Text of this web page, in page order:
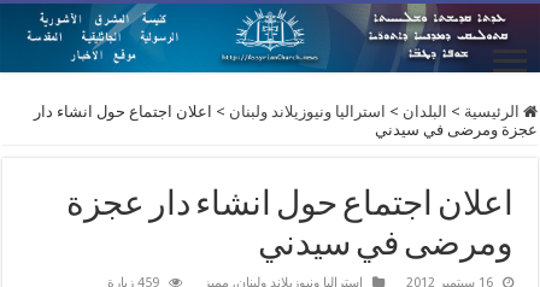
الرئيسية > البلدان > استراليا ونيوزيلاند ولبنان > اعلان اجتماع حول انشاء دار
عجزة ومرضى في سيدني
اعلان اجتماع حول انشاء دار عجزة
ومرضى في سيدني
16 سبتمبر 2012 استراليا ونيوزيلاند ولبنان, مميز 459 زيارة